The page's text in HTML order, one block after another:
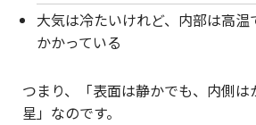
大気は冷たいけれど、内部は高温
かかっている
つまり、「表面は静かでも、内側は
星」なのです。